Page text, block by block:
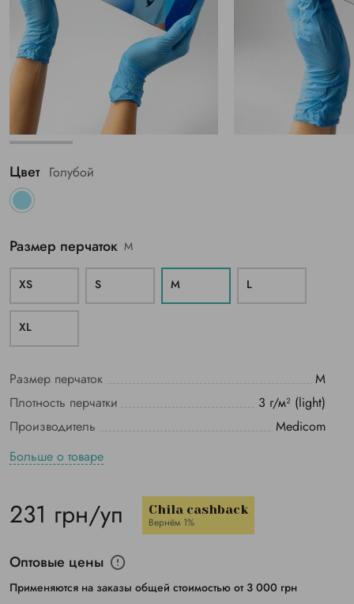
Цвет Голубой
Размер перчаток M
XS S M L
ХL
Размер перчаток
M
Плотность перчатки
3 г/м² (light)
Производитель
Medicom
Больше о товаре
231 грн/уп Chila cashback
Вернём 1%
Оптовые цены
Применяются на заказы общей стоимостью от 3 000 грн